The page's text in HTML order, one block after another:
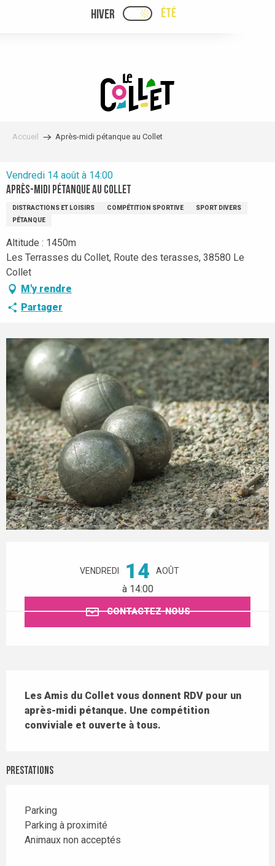
PAGE D’ACCUEIL ACTUELLE ÉTÉ :
HIVER PAGE D’ACCUEIL
ÉTÉ
Accueil Après-midi pétanque au Collet
Vendredi 14 août à 14:00
Après-midi pétanque au Collet
DISTRACTIONS ET LOISIRS COMPÉTITION SPORTIVE
SPORT DIVERS
PÉTANQUE
Altitude : 1450m
Les Terrasses du Collet, Route des terasses, 38580 Le
Collet
M'y rendre
Partager
VENDREDI 14 AOÛT
à 14:00
CONTACTEZ-NOUS
Les Amis du Collet vous donnent RDV pour un
après-midi pétanque. Une compétition
conviviale et ouverte à tous.
Prestations
Parking
Parking à proximité
Animaux non acceptés